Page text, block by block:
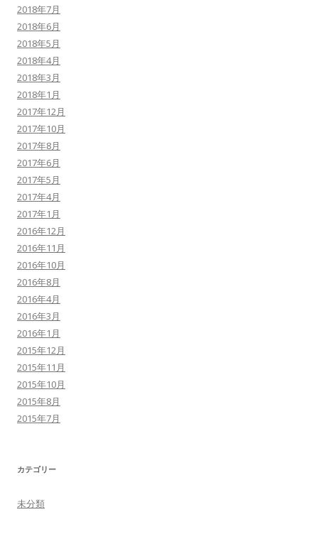
2018年7月
2018年6月
2018年5月
2018年4月
2018年3月
2018年1月
2017年12月
2017年10月
2017年8月
2017年6月
2017年5月
2017年4月
2017年1月
2016年12月
2016年11月
2016年10月
2016年8月
2016年4月
2016年3月
2016年1月
2015年12月
2015年11月
2015年10月
2015年8月
2015年7月
カテゴリー
未分類